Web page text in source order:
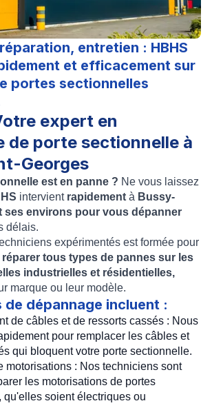
entretien : HBHS
et efficacement sur
portes sectionnelles
expert en
de porte sectionnelle à
Georges
est en panne ? Ne vous laissez
intervient rapidement à Bussy-
ses environs pour vous dépanner
délais.
expérimentés est formée pour
réparer tous types de pannes sur les
industrielles et résidentielles,
marque ou leur modèle.
de dépannage incluent :
de câbles et de ressorts cassés : Nous
pour remplacer les câbles et
qui bloquent votre porte sectionnelle.
motorisations : Nos techniciens sont
les motorisations de portes
qu'elles soient électriques ou